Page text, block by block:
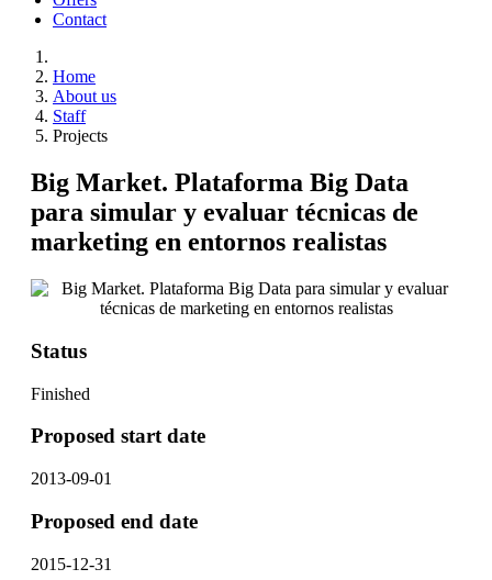
Contact
Home
About us
Staff
Projects
Big Market. Plataforma Big Data
para simular y evaluar técnicas de
marketing en entornos realistas
Status
Finished
Proposed start date
2013-09-01
Proposed end date
2015-12-31